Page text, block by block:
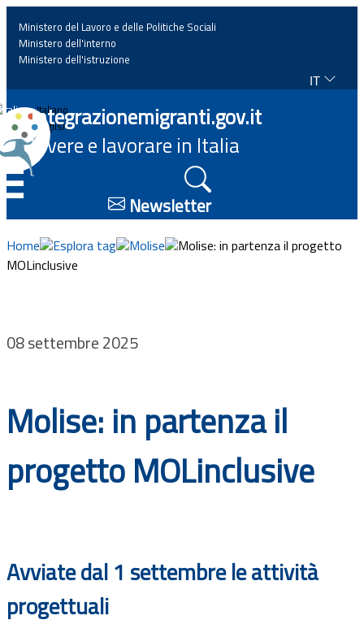
Home
News
Approfondimenti
Eventi
Progetti
Bandi
Guide
Ministero del Lavoro e delle Politiche Sociali
Ministero dell'interno
Ministero dell'istruzione
IT
Italiano
English
Integrazionemigranti.gov.it
Vivere e lavorare in Italia
Newsletter
Home Esplora tag Molise
Molise: in partenza il progetto
MOLinclusive
08 settembre 2025
Molise: in partenza il
progetto MOLinclusive
Avviate dal 1 settembre le attività
progettuali